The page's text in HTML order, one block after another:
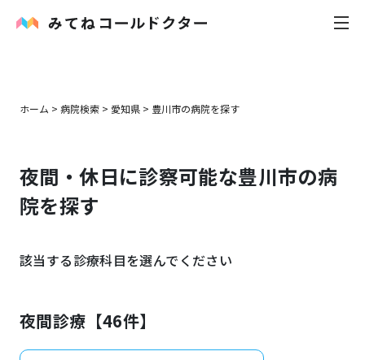
花粉症
感染症
お知らせ
ホーム > 病院検索 > 愛知県 > 豊川市の病院を探す
夜間・休日に診察可能な豊川市の病
院を探す
該当する診療科目を選んでください
夜間診療【46件】